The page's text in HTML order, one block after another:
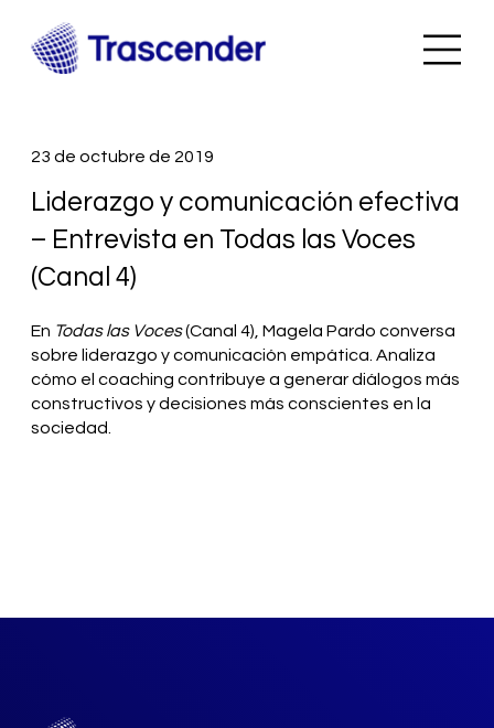
23 de octubre de 2019
Liderazgo y comunicación efectiva
– Entrevista en Todas las Voces
(Canal 4)
En Todas las Voces(Canal 4), Magela Pardo conversa
sobre liderazgo y comunicación empática. Analiza
cómo el coaching contribuye a generar diálogos más
constructivos y decisiones más conscientes en la
sociedad.